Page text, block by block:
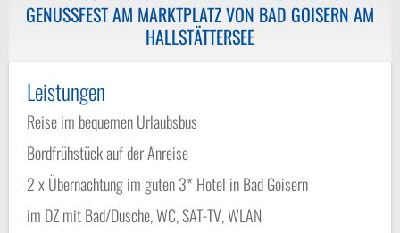
GENUSSFEST AM MARKTPLATZ VON BAD GOISERN AM
HALLSTÄTTERSEE
Leistungen
Reise im bequemen Urlaubsbus
Bordfrühstück auf der Anreise
2 x Übernachtung im guten 3* Hotel in Bad Goisern
im DZ mit Bad/Dusche, WC, SAT-TV, WLAN